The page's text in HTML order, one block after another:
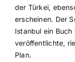
der Türkei,
erscheinen. Der
Istanbul ein
veröffentlichte,
Plan.